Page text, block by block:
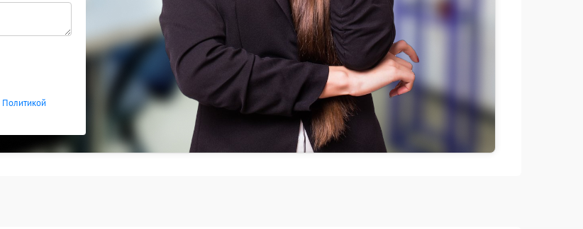
Политикой